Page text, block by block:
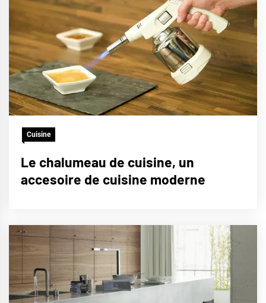
Cuisine
Le chalumeau de cuisine, un
accesoire de cuisine moderne